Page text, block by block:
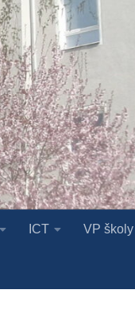
ICT VP školy